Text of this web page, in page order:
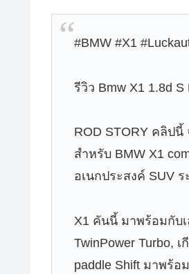
#BMW #X1
รีวิว Bmw X1 1.8d
ROD STORY คลิปนี้
สำหรับ BMW X1
อเนกประสงค์ SUV
X1 คันนี้ มาพร้อมกับ
TwinPower Turbo,
paddle Shift มาพร้อ